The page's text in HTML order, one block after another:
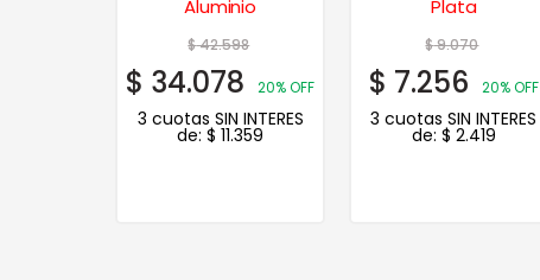
Aluminio
$42.598
$ 34.078 20% OFF
3 cuotas SIN INTERES
de:$ 11.359
Plata
$9.070
$ 7.256 20% OFF
3 cuotas SIN INTERES
de: $ 2.419